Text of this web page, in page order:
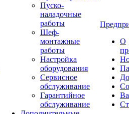
Пуско-
наладочные
работы
Шеф-
монтажные
работы
Настройка
оборудования
Сервисное
обслуживание
Гарантийное
обслуживание
О